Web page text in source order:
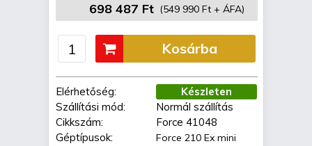
698 487 Ft (549 990 Ft + ÁFA)
Elérhetőség:
Készleten
Szállítási mód:
Normál szállítás
Cikkszám:
Force 41048
Géptípusok:
Force 210 Ex mini
Kosárba